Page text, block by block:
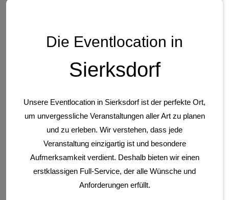
Die Eventlocation in
Sierksdorf
Unsere Eventlocation in Sierksdorf ist der perfekte Ort,
um unvergessliche Veranstaltungen aller Art zu planen
und zu erleben. Wir verstehen, dass jede
Veranstaltung einzigartig ist und besondere
Aufmerksamkeit verdient. Deshalb bieten wir einen
erstklassigen Full-Service, der alle Wünsche und
Anforderungen erfüllt.